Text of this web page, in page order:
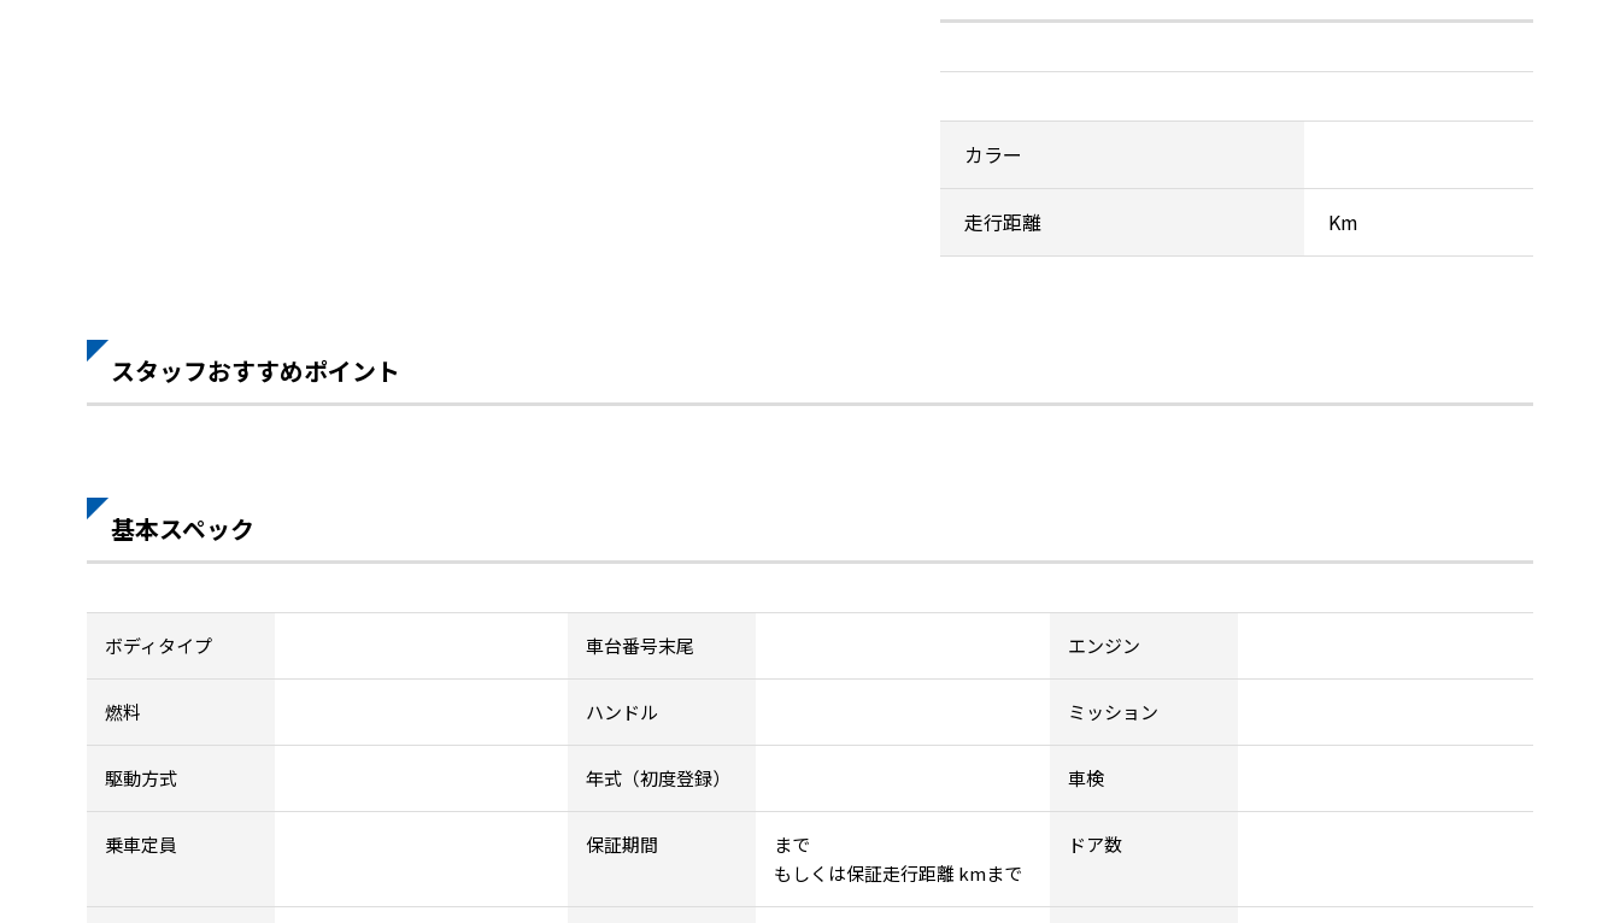
カラー
走行距離 Km
スタッフおすすめポイント
基本スペック
ボディタイプ 車台番号末尾 エンジン
燃料 ハンドル ミッション
駆動方式 年式（初度登録） 車検
乗車定員 保証期間
まで
もしくは保証走行距離 kmまで
ドア数